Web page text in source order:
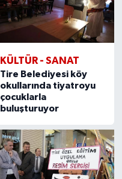
KÜLTÜR - SANAT
Tire Belediyesi köy
okullarında tiyatroyu
çocuklarla
buluşturuyor